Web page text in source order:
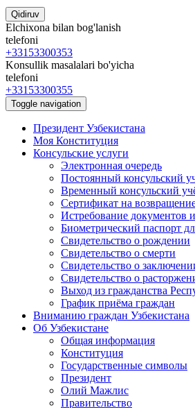
Qidiruv
Elchixona bilan bog'lanish
telefoni
+33153300353
Konsullik masalalari bo'yicha
telefoni
+33153300355
Toggle navigation
Президент Узбекистана
Моя Конституция
Консульские услуги
Электронная очередь
Постоянный консульский
Временный консульский
Сертификат на
Истребование документов
Биометрический паспорт
Свидетельство о рождении
Свидетельство о смерти
Свидетельство о
Свидетельство о
Выход из гражданства
График приёма граждан
Вниманию граждан Узбекистана
Об Узбекистане
Общая информация
Конституция
Государственные символы
Президент
Олий Мажлис
Правительство